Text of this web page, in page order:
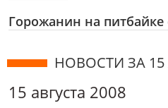
Горожанин на питбайке
НОВОСТИ ЗА 15
15 августа 2008